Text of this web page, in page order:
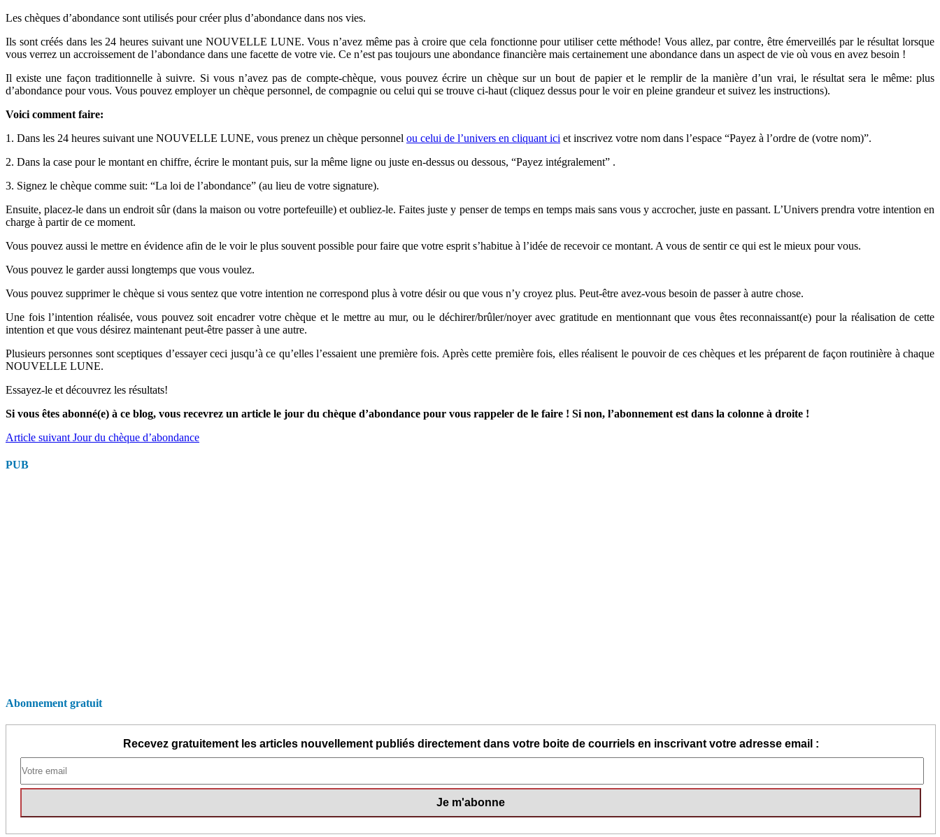
Les chèques d’abondance sont utilisés pour créer plus d’abondance dans nos vies.
Ils sont créés dans les 24 heures suivant une NOUVELLE LUNE. Vous n’avez même pas à croire que cela fonctionne pour utiliser cette méthode! Vous allez, par contre, être émerveillés par le résultat lorsque
vous verrez un accroissement de l’abondance dans une facette de votre vie. Ce n’est pas toujours une abondance financière mais certainement une abondance dans un aspect de vie où vous en avez besoin !
Il existe une façon traditionnelle à suivre. Si vous n’avez pas de compte-chèque, vous pouvez écrire un chèque sur un bout de papier et le remplir de la manière d’un vrai, le résultat sera le même: plus
d’abondance pour vous. Vous pouvez employer un chèque personnel, de compagnie ou celui qui se trouve ci-haut (cliquez dessus pour le voir en pleine grandeur et suivez les instructions).
Voici comment faire:
1. Dans les 24 heures suivant une NOUVELLE LUNE, vous prenez un chèque personnel ou celui de l’univers en cliquant ici et inscrivez votre nom dans l’espace “Payez à l’ordre de (votre nom)”.
2. Dans la case pour le montant en chiffre, écrire le montant puis, sur la même ligne ou juste en-dessus ou dessous, “Payez intégralement” .
3. Signez le chèque comme suit: “La loi de l’abondance” (au lieu de votre signature).
Ensuite, placez-le dans un endroit sûr (dans la maison ou votre portefeuille) et oubliez-le. Faites juste y penser de temps en temps mais sans vous y accrocher, juste en passant. L’Univers prendra votre intention en
charge à partir de ce moment.
Vous pouvez aussi le mettre en évidence afin de le voir le plus souvent possible pour faire que votre esprit s’habitue à l’idée de recevoir ce montant. A vous de sentir ce qui est le mieux pour vous.
Vous pouvez le garder aussi longtemps que vous voulez.
Vous pouvez supprimer le chèque si vous sentez que votre intention ne correspond plus à votre désir ou que vous n’y croyez plus. Peut-être avez-vous besoin de passer à autre chose.
Une fois l’intention réalisée, vous pouvez soit encadrer votre chèque et le mettre au mur, ou le déchirer/brûler/noyer avec gratitude en mentionnant que vous êtes reconnaissant(e) pour la réalisation de cette
intention et que vous désirez maintenant peut-être passer à une autre.
Plusieurs personnes sont sceptiques d’essayer ceci jusqu’à ce qu’elles l’essaient une première fois. Après cette première fois, elles réalisent le pouvoir de ces chèques et les préparent de façon routinière à chaque
NOUVELLE LUNE.
Essayez-le et découvrez les résultats!
Si vous êtes abonné(e) à ce blog, vous recevrez un article le jour du chèque d’abondance pour vous rappeler de le faire ! Si non, l’abonnement est dans la colonne à droite !
Lire
la
Article suivant Jour du chèque d’abondance
PUB
Abonnement gratuit
Recevez gratuitement les articles nouvellement publiés directement dans votre boite de courriels en inscrivant votre adresse email :